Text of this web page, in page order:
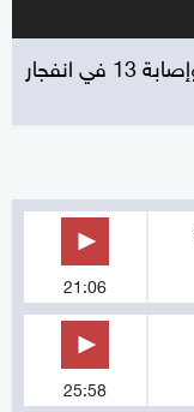
وزارة الصحة السورية: مقتل شخصين وإصابة 13 في انفجار
21:06
25:58